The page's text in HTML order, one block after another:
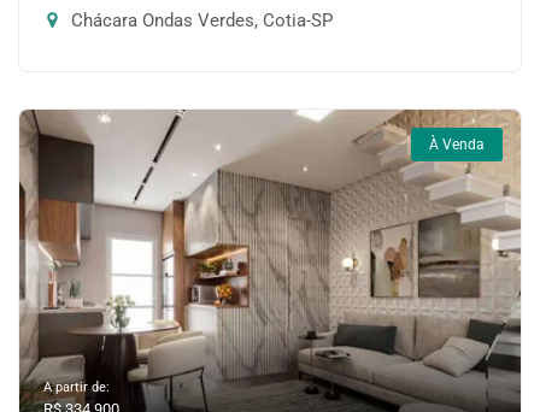
Chácara Ondas Verdes, Cotia-SP
À Venda
A partir de: